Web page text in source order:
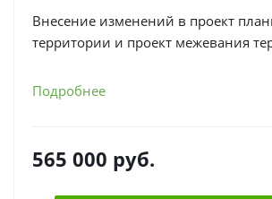
Внесение изменений в проект
территории и проект межевания
Подробнее
565 000 руб.